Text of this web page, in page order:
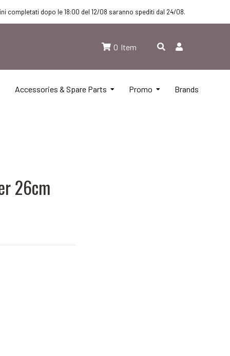
completati dopo le 18:00 del 12/08 saranno spediti dal 24/08.
0 Item
Accessories & Spare Parts Promo Brands
26cm